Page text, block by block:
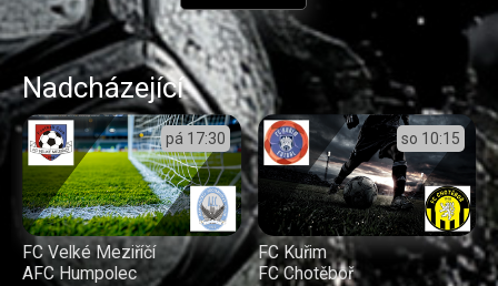
Nadcházející
pá 17:30
FC Velké Meziříčí
AFC Humpolec
so 10:15
FC Kuřim
FC Chotěboř